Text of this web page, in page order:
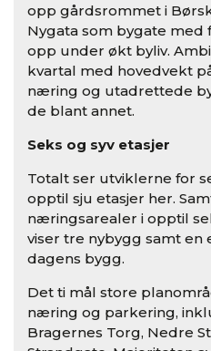
opp gårdsrommet i
Nygata som bygate
opp under økt byliv.
kvartal med hovedvekt
næring og utadrettede
de blant annet.
Seks og syv etasjer
Totalt ser utviklerne for
opptil sju etasjer her.
næringsarealer i opptil
viser tre nybygg samt en
dagens bygg.
Det ti mål store
næring og parkering,
Bragernes Torg, Nedre